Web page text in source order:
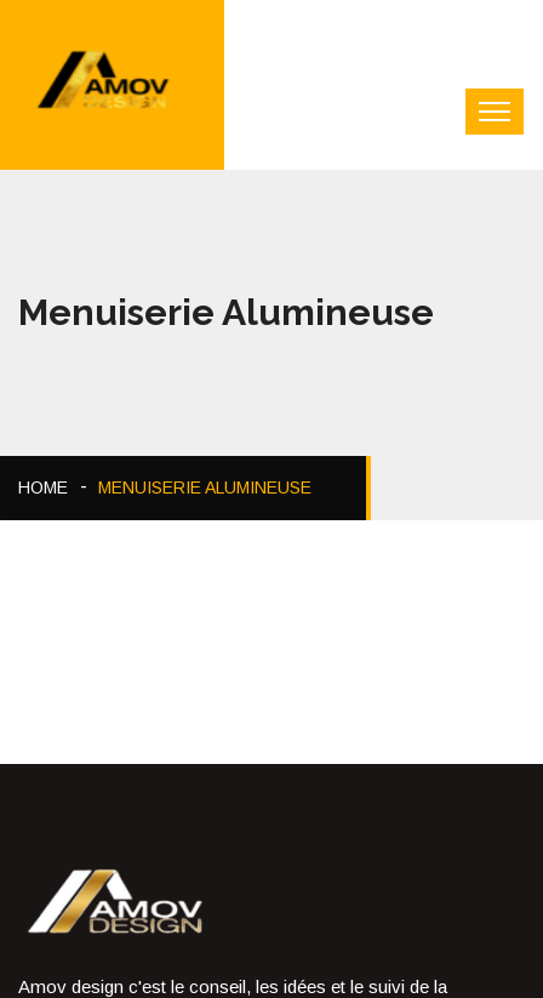
Menuiserie Alumineuse
HOME MENUISERIE ALUMINEUSE
Amov design c'est le conseil, les idées et le suivi de la